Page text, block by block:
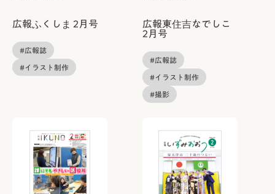
広報ふくしま 2月号
#広報誌
#イラスト制作
広報東住吉なでしこ
2月号
#広報誌
#イラスト制作
#撮影